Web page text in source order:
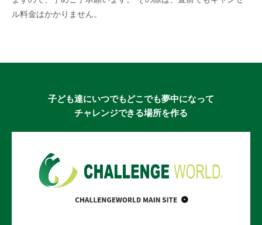
ル料金はかかりません。
子ども達にいつでもどこでも夢中になって
チャレンジできる場所を作る